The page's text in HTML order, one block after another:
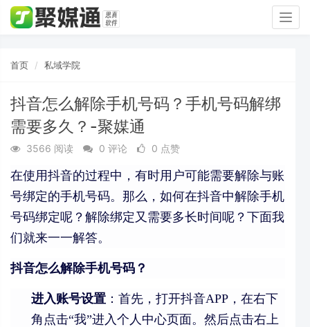
首页 私域学院
抖音怎么解除手机号码？手机号码解绑
需要多久？-聚媒通
3566 阅读 0 评论 0 点赞
在使用抖音的过程中，有时用户可能需要解除与账
号绑定的手机号码。那么，如何在抖音中解除手机
号码绑定呢？解除绑定又需要多长时间呢？下面我
们就来一一解答。
抖音怎么解除手机号码？
进入账号设置 ：首先，打开抖音APP，在右下
角点击“我”进入个人中心页面。然后点击右上